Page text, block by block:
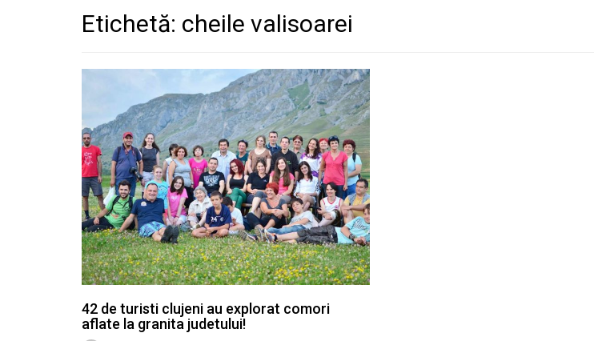
Etichetă: cheile valisoarei
42 de turisti clujeni au explorat comori
aflate la granita judetului!